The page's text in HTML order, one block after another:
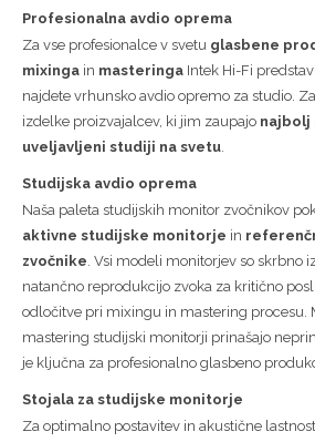
Profesionalna avdio oprema
Za vse profesionalce v svetu glasbene
mixinga in masteringa Intek Hi-Fi
najdete vrhunsko avdio opremo za studio.
izdelke proizvajalcev, ki jim zaupajo najbolj
uveljavljeni studiji na svetu.
Studijska avdio oprema
Naša paleta studijskih monitor zvočnikov
aktivne studijske monitorje in
zvočnike. Vsi modeli monitorjev so skrbno
natančno reprodukcijo zvoka za kritično
odločitve pri mixingu in mastering procesu.
mastering studijski monitorji prinašajo
je ključna za profesionalno glasbeno
Stojala za studijske monitorje
Za optimalno postavitev in akustične